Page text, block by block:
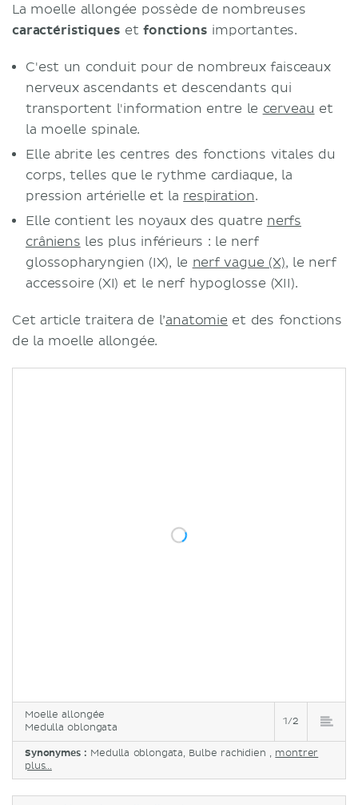
Moelle allongée
Medulla oblongata
1/2
Synonymes : Medulla oblongata, Bulbe rachidien , montrer
plus...
La moelle allongée possède de nombreuses
caractéristiques etfonctions importantes.
C'est un conduit pour de nombreux faisceaux
nerveux ascendants et descendants qui
transportent l'information entre le cerveau et
la moelle spinale.
Elle abrite les centres des fonctions vitales du
corps, telles que le rythme cardiaque, la
pression artérielle et la respiration.
Elle contient les noyaux des quatre nerfs
crâniens les plus inférieurs : le nerf
glossopharyngien (IX), le nerf vague (X), le nerf
accessoire (XI) et le nerf hypoglosse (XII).
Cet article traitera de l’anatomie et des fonctions
de la moelle allongée.